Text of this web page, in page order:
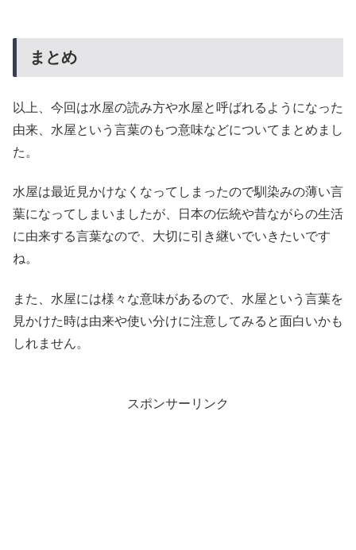
まとめ
以上、今回は水屋の読み方や水屋と呼ばれるようになった
由来、水屋という言葉のもつ意味などについてまとめまし
た。
水屋は最近見かけなくなってしまったので馴染みの薄い言
葉になってしまいましたが、日本の伝統や昔ながらの生活
に由来する言葉なので、大切に引き継いでいきたいです
ね。
また、水屋には様々な意味があるので、水屋という言葉を
見かけた時は由来や使い分けに注意してみると面白いかも
しれません。
スポンサーリンク